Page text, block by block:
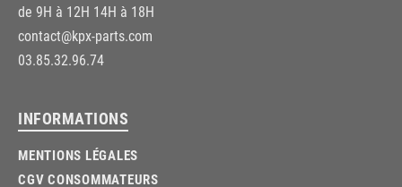
de 9H à 12H 14H à 18H
contact@kpx-parts.com
03.85.32.96.74
INFORMATIONS
MENTIONS LÉGALES
CGV CONSOMMATEURS